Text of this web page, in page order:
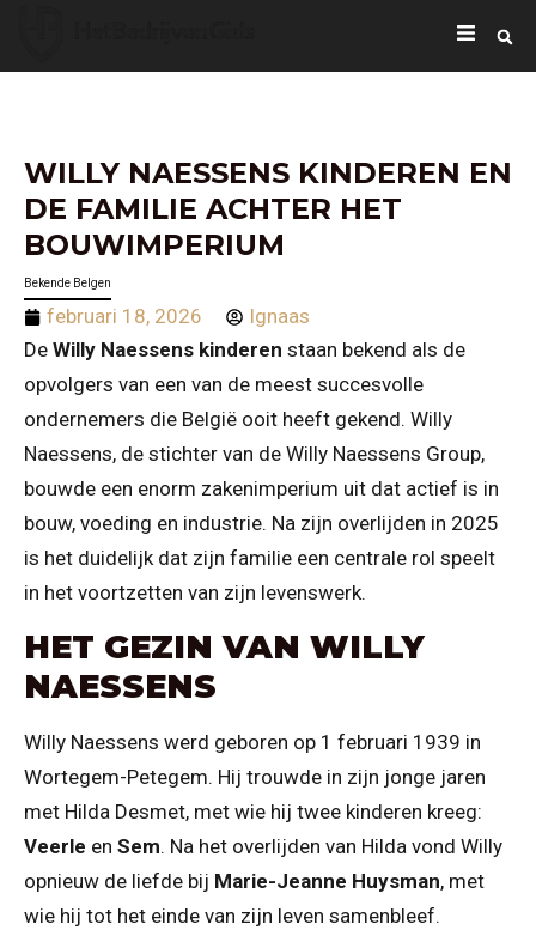
WILLY NAESSENS KINDEREN EN
DE FAMILIE ACHTER HET
BOUWIMPERIUM
Bekende Belgen
februari 18, 2026
Ignaas
De Willy Naessens kinderen staan bekend als de
opvolgers van een van de meest succesvolle
ondernemers die België ooit heeft gekend. Willy
Naessens, de stichter van de Willy Naessens Group,
bouwde een enorm zakenimperium uit dat actief is in
bouw, voeding en industrie. Na zijn overlijden in 2025
is het duidelijk dat zijn familie een centrale rol speelt
in het voortzetten van zijn levenswerk.
HET GEZIN VAN WILLY
NAESSENS
Willy Naessens werd geboren op 1 februari 1939 in
Wortegem-Petegem. Hij trouwde in zijn jonge jaren
met Hilda Desmet, met wie hij twee kinderen kreeg:
Veerle en Sem. Na het overlijden van Hilda vond Willy
opnieuw de liefde bij Marie-Jeanne Huysman, met
wie hij tot het einde van zijn leven samenbleef.